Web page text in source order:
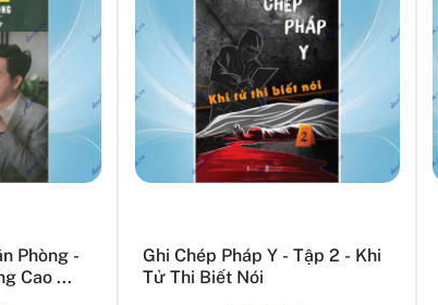
Phòng -
Cao ...
Ghi Chép Pháp Y - Tập 2 - Khi
Tử Thi Biết Nói